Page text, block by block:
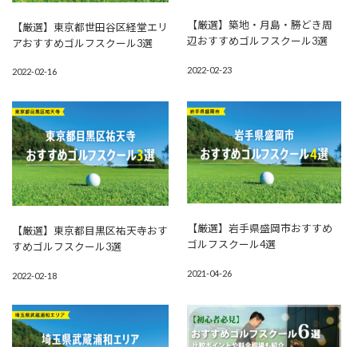
【厳選】東京都世田谷区経堂エリ
アおすすめゴルフスクール3選
2022-02-16
【厳選】築地・月島・勝どき周
辺おすすめゴルフスクール3選
2022-02-23
【厳選】東京都目黒区祐天寺おす
すめゴルフスクール3選
2022-02-18
【厳選】岩手県盛岡市おすすめ
ゴルフスクール4選
2021-04-26